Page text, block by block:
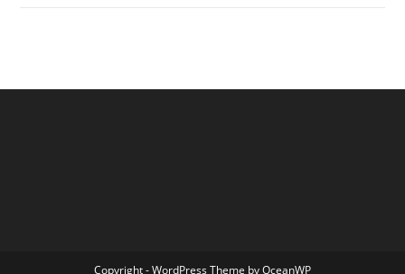
Copyright - WordPress Theme by OceanWP